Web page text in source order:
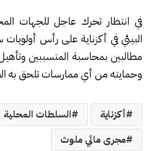
في انتظار تحرك عاجل للجهات
البيئي في أكزناية على رأس
مطالبين بمحاسبة المتسببين
وحمايته من أي ممارسات تلحق به
أكزناية السلطات المحلية
مجرى مائي ملوث